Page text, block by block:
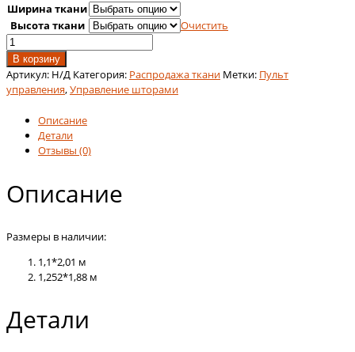
2
527,00 ₽
701,00 ₽
Ширина ткани
Высота ткани
Очистить
Количество
товара
Альфа
б/
о
серый
(остаток)
В корзину
Артикул: Н/Д Категория: Распродажа ткани Метки: Пульт
управления,Управление шторами
Описание
Детали
Отзывы (0)
Описание
Размеры в наличии:
1,1*2,01 м
1,252*1,88 м
Детали